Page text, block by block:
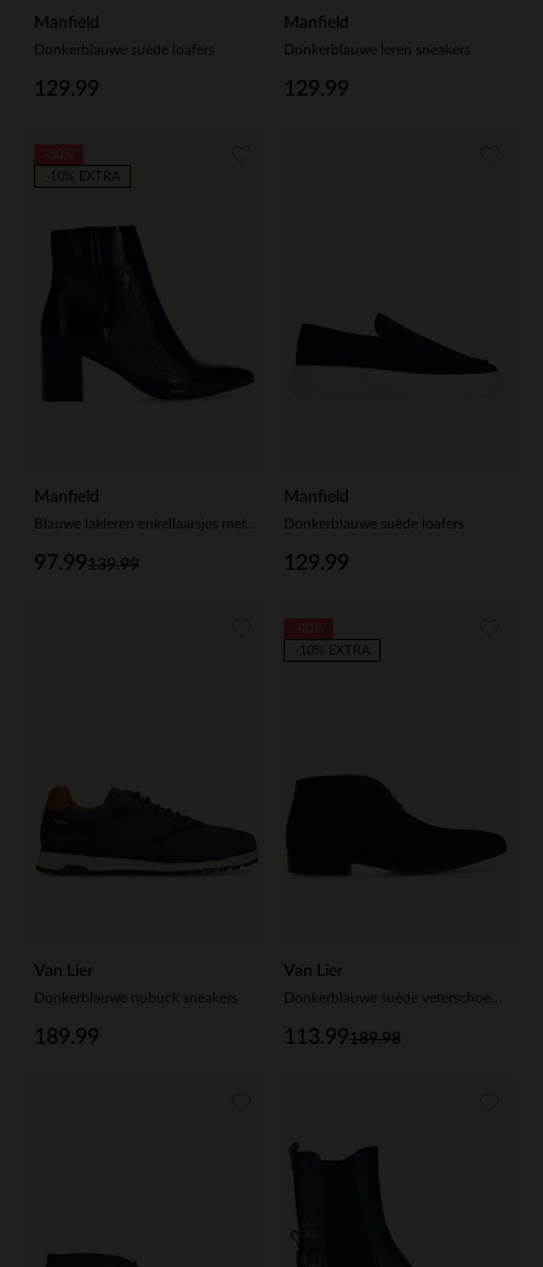
Manfield
Donkerblauwe suède loafers
129.99
Manfield
Donkerblauwe leren sneakers
129.99
Manfield
139.99
97.99
-10% EXTRA
Manfield
Donkerblauwe suède loafers
129.99
Van Lier
Donkerblauwe nubuck sneakers
189.99
Van Lier
189.98
113.99
-10% EXTRA